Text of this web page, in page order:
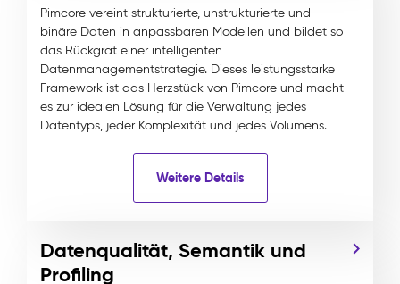
Pimcore vereint strukturierte, unstrukturierte und
binäre Daten in anpassbaren Modellen und bildet so
das Rückgrat einer intelligenten
Datenmanagementstrategie. Dieses leistungsstarke
Framework ist das Herzstück von Pimcore und macht
es zur idealen Lösung für die Verwaltung jedes
Datentyps, jeder Komplexität und jedes Volumens.
Weitere Details
Datenqualität, Semantik und
Profiling